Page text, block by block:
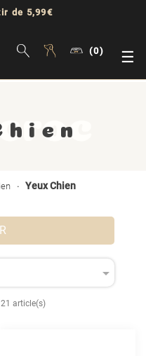
de 5,99€
(0) ☰
Yeux Chien

article(s)